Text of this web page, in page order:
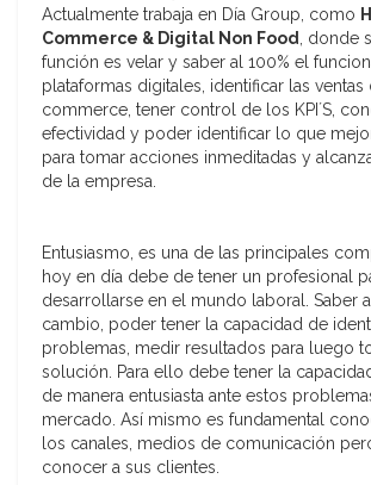
Actualmente trabaja en Día Group, como
Commerce & Digital Non Food, donde
función es velar y saber al 100% el
plataformas digitales, identificar las ventas
commerce, tener control de los KPI´S,
efectividad y poder identificar lo que
para tomar acciones inmeditadas y
de la empresa.
Entusiasmo, es una de las principales
hoy en día debe de tener un profesional
desarrollarse en el mundo laboral. Saber
cambio, poder tener la capacidad de
problemas, medir resultados para luego
solución. Para ello debe tener la
de manera entusiasta ante estos
mercado. Así mismo es fundamental
los canales, medios de comunicación
conocer a sus clientes.